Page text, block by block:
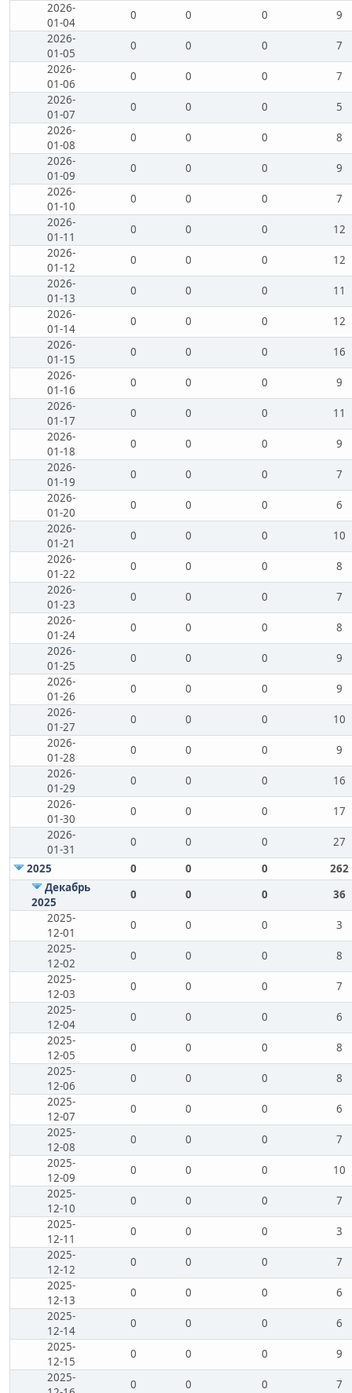
2026-
01-04
0 0 0
9
2026-
01-05
0 0 0
7
2026-
01-06
0 0 0
7
2026-
01-07
0 0 0
5
2026-
01-08
0 0 0
8
2026-
01-09
0 0 0
9
2026-
01-10
0 0 0
7
2026-
01-11
0 0 0
12
2026-
01-12
0 0 0
12
2026-
01-13
0 0 0
11
2026-
01-14
0 0 0
12
2026-
01-15
0 0 0
16
2026-
01-16
0 0 0
9
2026-
01-17
0 0 0
11
2026-
01-18
0 0 0
9
2026-
01-19
0 0 0
7
2026-
01-20
0 0 0
6
2026-
01-21
0 0 0
10
2026-
01-22
0 0 0
8
2026-
01-23
0 0 0
7
2026-
01-24
0 0 0
8
2026-
01-25
0 0 0
9
2026-
01-26
0 0 0
9
2026-
01-27
0 0 0
10
2026-
01-28
0 0 0
9
2026-
01-29
0 0 0
16
2026-
01-30
0 0 0
17
2026-
01-31
0 0 0
27
2025
0 0 0
262
Декабрь
2025
0 0 0
36
2025-
12-01
0 0 0
3
2025-
12-02
0 0 0
8
2025-
12-03
0 0 0
7
2025-
12-04
0 0 0
6
2025-
12-05
0 0 0
8
2025-
12-06
0 0 0
8
2025-
12-07
0 0 0
6
2025-
12-08
0 0 0
7
2025-
12-09
0 0 0
10
2025-
12-10
0 0 0
7
2025-
12-11
0 0 0
3
2025-
12-12
0 0 0
7
2025-
12-13
0 0 0
6
2025-
12-14
0 0 0
6
2025-
12-15
0 0 0
9
2025-
0 0 0 7